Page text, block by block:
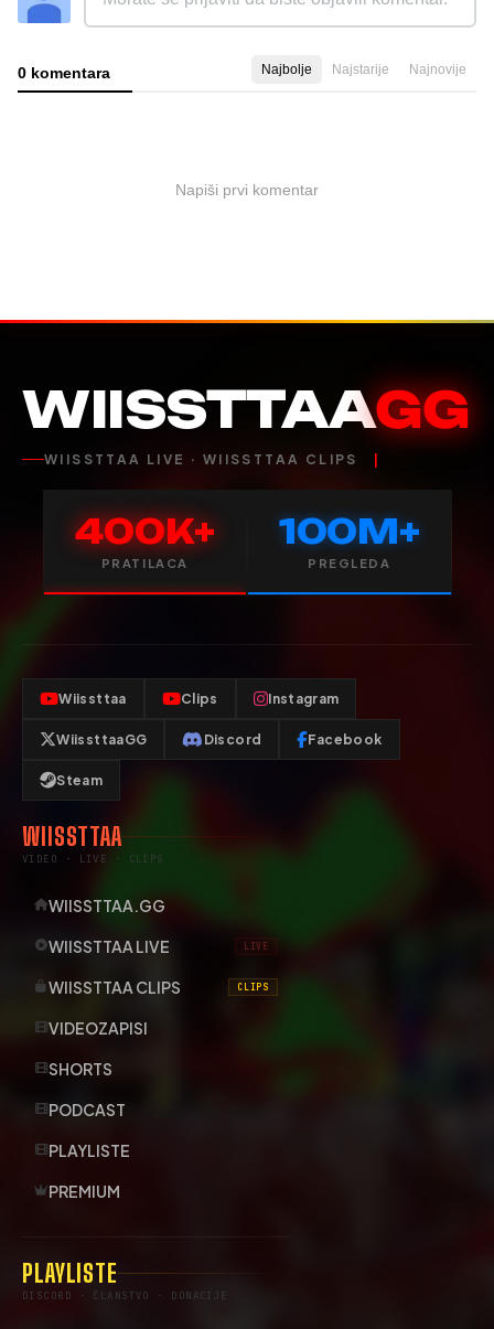
0 komentara Najbolje Najstarije Najnovije
Napiši prvi komentar
WIISSTTAAGG
WIISSTTAA LIVE · WIISSTTAA CLIPS
400K+
PRATILACA
100M+
PREGLEDA
Wiissttaa Clips Instagram
WiissttaaGG Discord Facebook
Steam
WIISSTTAA
VIDEO · LIVE · CLIPS
WIISSTTAA.GG
WIISSTTAA LIVE LIVE
WIISSTTAA CLIPS CLIPS
VIDEOZAPISI
SHORTS
PODCAST
PLAYLISTE
PREMIUM
PLAYLISTE
DISCORD · ČLANSTVO · DONACIJE